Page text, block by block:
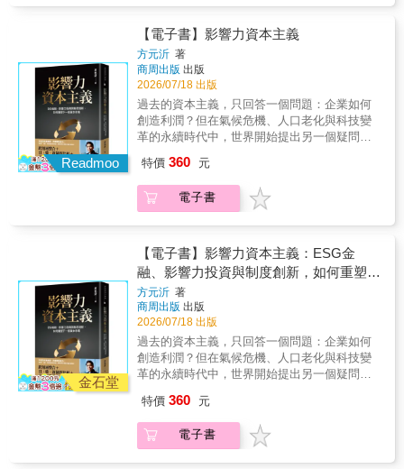
力。這是人類史上第一次，知識的門檻被如此
大幅降低。Q3｜擴大選擇：「資訊GPS」如何
幫助我們做出更好的決策？資訊GPS，是以AI
作為知識世界導航系統的新概念。就像GPS讓
你不需要記住路，只需知道目的地；AI也能讓
你在知識爆炸、真假難辨的時代，更快看清局
勢、找到選擇、評估風險，找到更適合自己的
行動方向。Q4｜擴大共享：什麼是「私有共享
資源」？私有共享資源，是指YouTube、
造、共同受益的數位基礎建設。霍夫曼進一步
提出「數據農耕」概念：數據不必是彼此爭奪
的稀缺資源，當平台、使用者與AI共同創造價
值，每個人的機會也能隨之擴大。Q5｜擴大驗
證：為什麼持續創新反而能讓AI更安全？面對
AI風險，最有效的應對不是暫停，而是持續前
進。暫停與禁止看似謹慎，卻可能讓問題更晚
被發現。真正的安全，是讓更多人在真實世界
中測試、回饋、修正，AI 才能更快修正錯誤、
降低偏見、累積信任。封閉開發，才是最大的
風險。Q6｜擴大國家自主：為什麼AI也是國家
競爭力問題？AI已不只是產業議題，更是國家
只是誰開發出最強的AI，而是哪些國家最能有
效運用AI建立信任、提升效率、創造共同繁
榮。AI時代的勝出者，將是最能讓科技能力普
礦。在AI公司軍備競賽下，賣「鏟子」的硬體
公司生意欣欣向榮，陪伴療癒、真實體驗、遊
戲娛樂、手感創作、演唱會經濟，也因滿足人
心對真實的渴求而正在席捲每一個人的生活。
AI世界的錢在移動，卻始終沒有離開同一張桌
子，讀懂規則的人會找到自己的位置，所以問
題只有一個──你知道自己該站在哪裡嗎？海內
外齊聲推薦喬治．德拉瑪（George de Lama）
｜美國艾森豪基金會總裁簡立峰｜Google台灣
前董事總經理林憲銘｜緯創集團董事長王伯元
｜中磊電子榮譽董事長林文伯｜矽品集團共同
創辦人劉鈞｜凌華科技董事長Karen Liu｜史丹
佛大學電腦科學系教授金潔．戴夫（Kinjal
理中心主任龔師賢｜iKala共同創辦人暨技術長
平？點開每天的國際新聞，川普的即興關稅政
策、中國的稀土金屬管制，乃至台積電的命
運，無一不觸動這座島嶼的敏感神經。當世界
從追求效率與互賴的全球化時代，進入技術、
資源與金融貿易皆可當成互掐脖子與要脅工具
的地緣經濟時代，夾處在美中兩大強權之間的
台灣，如何不只是被動承受衝擊，而能建立看
清當前局勢、安穩向前行的判斷架構？洪財隆
是一名深具人文關懷的經濟學家，曾長期擔任
年，深諳國家與商業，以及權力、政策與知識
的緊張關係。30年來，他見證台灣歷經全球化
與中國經濟崛起的洗禮，如今更看到以美國激
撲，一路走來筆耕不斷。在本書中，他以深厚
的地緣經濟和行為經濟素養為基礎，輔以文學
比喻、經貿歷史典故、哲學趣味等手法，既點
破川普貿易政策的懲罰性框架本質，更以獨到
的政經算術，精準拆解台美貿易暨投資MOU背
後的美方企圖……針對低薪等長期困擾島嶼的
「台灣病」，作者直言針砭，明白指出出口導
向經濟發展模式的陰影，以及只有「抗中保
一部兼具知性與溫度、看懂紛亂國際局勢並誠
實反思台灣現況的經濟備忘錄。關注全球經貿
環境變化與島嶼命運的你，都可在這裡找到上
乘解答線索。◆美元、中國稀土、荷姆茲海
Readmoo
【電子書】影響力資本主義
方元沂 著
商周出版 出版
2026/07/18 出版
過去的資本主義，只回答一個問題：企業如何
創造利潤？但在氣候危機、人口老化與科技變
革的永續時代中，世界開始提出另一個疑問：
值？ ─※─※─※─※─※─※─※─※─ 在氣候變
遷、社會不平等與高齡化加速的今天，全球資
本市場正經歷一場深刻的制度變革。企業存在
在重新定義資本、市場與公共價值之間的關
係。本書將帶領讀者理解：這場轉型是如何發
生的。本書結合法律、金融、公共治理與教育
等多元視角，系統性介紹ESG金融、影響力投
資、混合金融、社會企業、地方創生與永續人
才培育等重要議題，並結合國際趨勢、亞洲經
驗與台灣發展脈絡，帶領讀者思考：在永續時
代，資本應流向何處？企業應為何而存在？而
我們又該如何共同打造更具韌性的未來社會？
▍本書特色1. 提出「影響力資本主義」概念解
響。2. 跨領域整合整合ESG金融、社會創新、
教育與人才培養三個領域。3. 亞洲制度比較分
析日本、新加坡、韓國與台灣本地的永續金融
特價 360 元
電子書
金石堂
【電子書】影響力資本主義：ESG金
融、影響力投資與制度創新，如何重塑下
一個資本市場
方元沂 著
商周出版 出版
2026/07/18 出版
過去的資本主義，只回答一個問題：企業如何
創造利潤？但在氣候危機、人口老化與科技變
革的永續時代中，世界開始提出另一個疑問：
值？ ─※─※─※─※─※─※─※─※─ 在氣候變
遷、社會不平等與高齡化加速的今天，全球資
本市場正經歷一場深刻的制度變革。企業存在
特價 360 元
電子書